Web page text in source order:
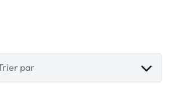
par